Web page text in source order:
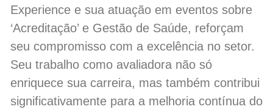
Experience e sua atuação em eventos sobre
‘Acreditação’ e Gestão de Saúde, reforçam
seu compromisso com a excelência no setor.
Seu trabalho como avaliadora não só
enriquece sua carreira, mas também contribui
significativamente para a melhoria contínua do